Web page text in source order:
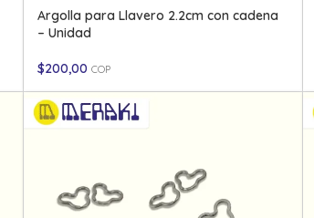
Argolla para Llavero 2.2cm con cadena
– Unidad
$200,00 COP